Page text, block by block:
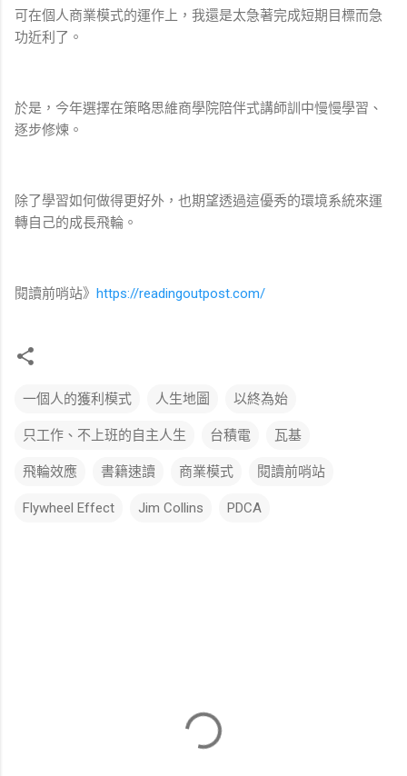
可在個人商業模式的運作上，我還是太急著完成短期目標而急
功近利了。
於是，今年選擇在策略思維商學院陪伴式講師訓中慢慢學習、
逐步修煉。
除了學習如何做得更好外，也期望透過這優秀的環境系統來運
轉自己的成長飛輪。
閱讀前哨站》 https://readingoutpost.com/
一個人的獲利模式 人生地圖 以終為始
只工作、不上班的自主人生 台積電 瓦基
飛輪效應 書籍速讀 商業模式 閱讀前哨站
Flywheel Effect Jim Collins PDCA